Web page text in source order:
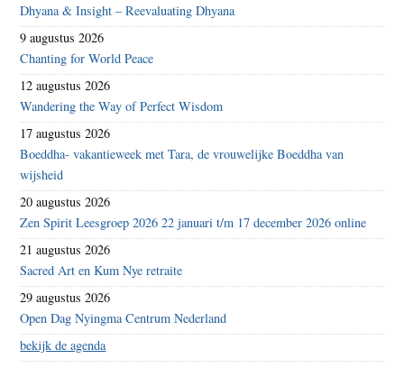
Dhyana & Insight – Reevaluating Dhyana
9 augustus 2026
Chanting for World Peace
12 augustus 2026
Wandering the Way of Perfect Wisdom
17 augustus 2026
Boeddha- vakantieweek met Tara, de vrouwelijke Boeddha van
wijsheid
20 augustus 2026
Zen Spirit Leesgroep 2026 22 januari t/m 17 december 2026 online
21 augustus 2026
Sacred Art en Kum Nye retraite
29 augustus 2026
Open Dag Nyingma Centrum Nederland
bekijk de agenda